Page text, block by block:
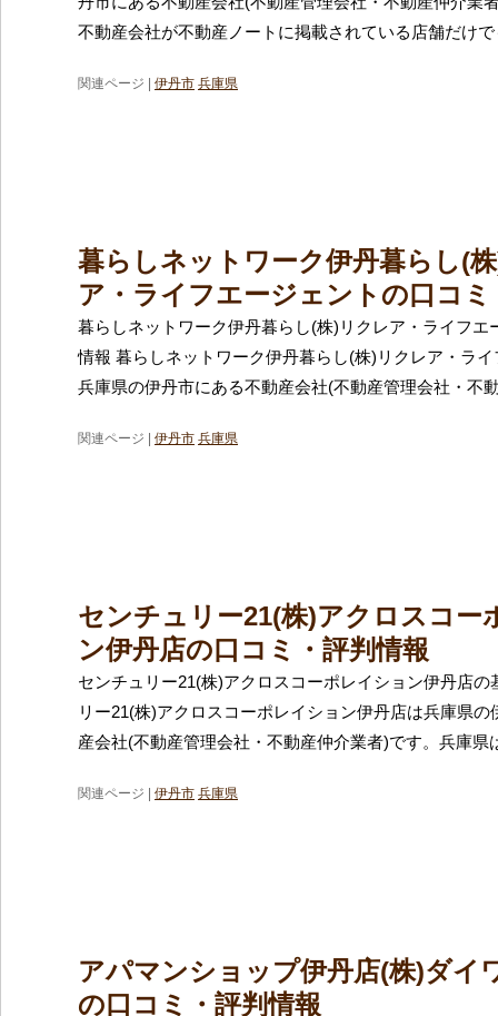
不動産会社が不動産ノートに掲載されている店舗だけ
関連ページ | 伊丹市 兵庫県
暮らしネットワーク伊丹暮らし(
ア・ライフエージェントの口コミ
暮らしネットワーク伊丹暮らし(株)リクレア・ライフエ
情報 暮らしネットワーク伊丹暮らし(株)リクレア・ラ
兵庫県の伊丹市にある不動産会社(不動産管理会社・不
関連ページ | 伊丹市 兵庫県
センチュリー21(株)アクロスコー
ン伊丹店の口コミ・評判情報
センチュリー21(株)アクロスコーポレイション伊丹店の
リー21(株)アクロスコーポレイション伊丹店は兵庫県の
産会社(不動産管理会社・不動産仲介業者)です。兵庫県
関連ページ | 伊丹市 兵庫県
アパマンショップ伊丹店(株)ダイ
の口コミ・評判情報